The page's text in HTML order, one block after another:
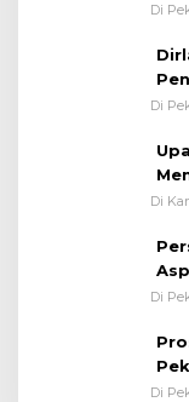
Di
Di
Di
Di
Di